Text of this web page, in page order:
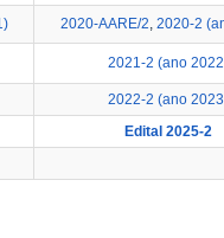
2020-AARE/2, 2020-2
2021-2 (ano
2022-2 (ano
Edital 2025-2